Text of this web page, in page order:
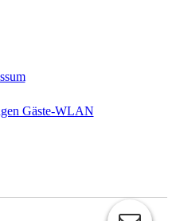
Gäste-WLAN